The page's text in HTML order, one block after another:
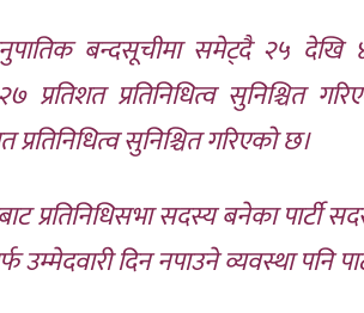
बन्दसूचीमा समेट्दै २५ देखि
प्रतिनिधित्व सुनिश्चित
सुनिश्चित गरिएको छ।
प्रतिनिधिसभा सदस्य बनेका
उम्मेदवारी दिन नपाउने व्यवस्था पनि